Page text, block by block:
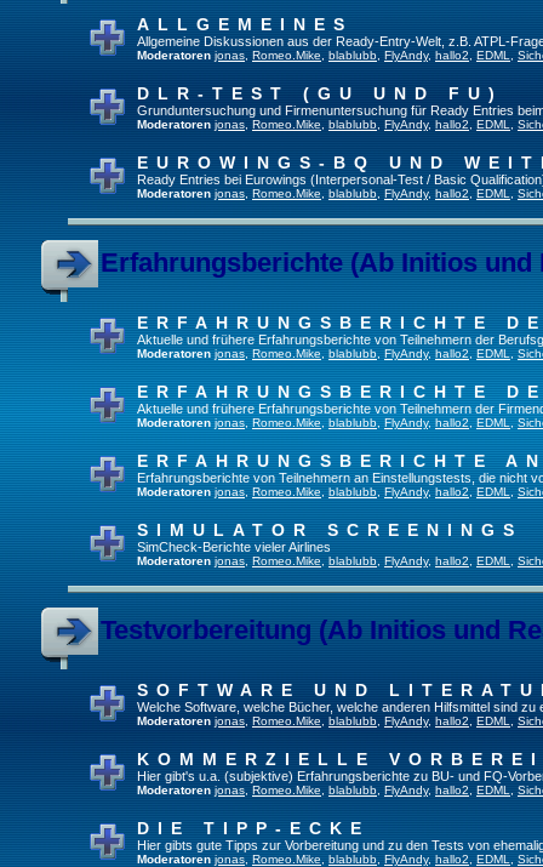
ALLGEMEINES
Allgemeine Diskussionen aus der Ready-Entry-Welt, z.B. ATPL-
Moderatoren jonas Romeo.Mike blablubb FlyAndy, hallo2 EDML
DLR-TEST (GU UND FU)
Grunduntersuchung und Firmenuntersuchung für Ready Entries
Moderatoren jonas Romeo.Mike blablubb FlyAndy, hallo2 EDML
EUROWINGS-BQ UND
Ready Entries bei Eurowings (Interpersonal-Test / Basic
Moderatoren jonas Romeo.Mike blablubb FlyAndy, hallo2 EDML
Erfahrungsberichte (Ab Initios und
ERFAHRUNGSBERICHTE
Aktuelle und frühere Erfahrungsberichte von Teilnehmern der
Moderatoren jonas Romeo.Mike blablubb FlyAndy, hallo2 EDML
ERFAHRUNGSBERICHTE
Aktuelle und frühere Erfahrungsberichte von Teilnehmern der
Moderatoren jonas Romeo.Mike blablubb FlyAndy, hallo2 EDML
ERFAHRUNGSBERICHTE
Erfahrungsberichte von Teilnehmern an Einstellungstests, die nicht
Moderatoren jonas Romeo.Mike blablubb FlyAndy, hallo2 EDML
SIMULATOR SCREENINGS
SimCheck-Berichte vieler Airlines
Moderatoren jonas Romeo.Mike blablubb FlyAndy, hallo2 EDML
Testvorbereitung (Ab Initios und
SOFTWARE UND
Welche Software, welche Bücher, welche anderen Hilfsmittel sind zu
Moderatoren jonas Romeo.Mike blablubb FlyAndy, hallo2 EDML
KOMMERZIELLE
Hier gibt's u.a. (subjektive) Erfahrungsberichte zu BU- und FQ-
Moderatoren jonas Romeo.Mike blablubb FlyAndy, hallo2 EDML
DIE TIPP-ECKE
Hier gibts gute Tipps zur Vorbereitung und zu den Tests von
Moderatoren jonas Romeo.Mike blablubb FlyAndy, hallo2 EDML